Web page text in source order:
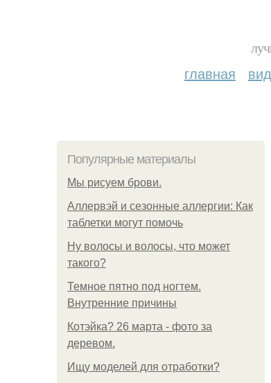
главная
Популярные материалы
Мы рисуем брови.
Аллервэй и сезонные аллергии: Как
таблетки могут помочь
Ну волосы и волосы, что может
такого?
Темное пятно под ногтем.
Внутренние причины
Котэйка? 26 марта - фото за
деревом.
Ищу моделей для отработки?